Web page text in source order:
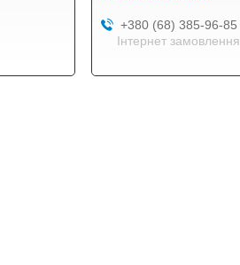
+380 (68) 385-96-85
Інтернет замовлення